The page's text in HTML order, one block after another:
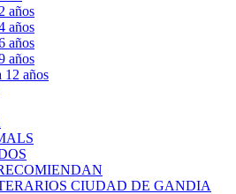
años
años
años
años
12 años
CIUDAD DE GANDIA